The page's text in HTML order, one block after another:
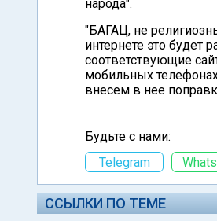
народа".
"БАГАЦ, не
интернете это будет
соответствующие
мобильных
внесем в нее
Будьте с нами:
Telegram
ССЫЛКИ ПО ТЕМЕ